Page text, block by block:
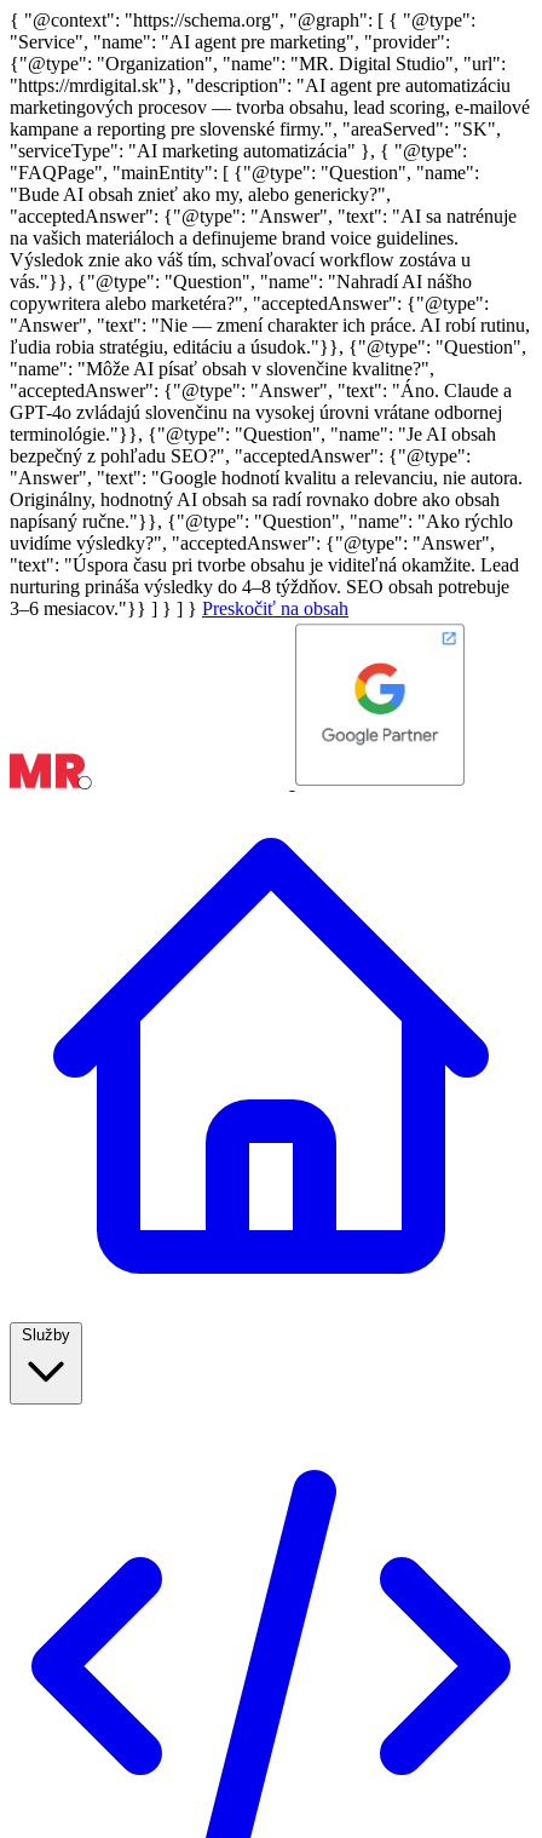
{ "@context": "https://schema.org", "@graph": [ { "@type":
"Service", "name": "AI agent pre marketing", "provider":
{"@type": "Organization", "name": "MR. Digital Studio", "url":
"https://mrdigital.sk"}, "description": "AI agent pre automatizáciu
marketingových procesov — tvorba obsahu, lead scoring, e-mailové
kampane a reporting pre slovenské firmy.", "areaServed": "SK",
"serviceType": "AI marketing automatizácia" }, { "@type":
"FAQPage", "mainEntity": [ {"@type": "Question", "name":
"Bude AI obsah znieť ako my, alebo genericky?",
"acceptedAnswer": {"@type": "Answer", "text": "AI sa natrénuje
na vašich materiáloch a definujeme brand voice guidelines.
Výsledok znie ako váš tím, schvaľovací workflow zostáva u
vás."}}, {"@type": "Question", "name": "Nahradí AI nášho
copywritera alebo marketéra?", "acceptedAnswer": {"@type":
"Answer", "text": "Nie — zmení charakter ich práce. AI robí rutinu,
ľudia robia stratégiu, editáciu a úsudok."}}, {"@type": "Question",
"name": "Môže AI písať obsah v slovenčine kvalitne?",
"acceptedAnswer": {"@type": "Answer", "text": "Áno. Claude a
GPT-4o zvládajú slovenčinu na vysokej úrovni vrátane odbornej
terminológie."}}, {"@type": "Question", "name": "Je AI obsah
bezpečný z pohľadu SEO?", "acceptedAnswer": {"@type":
"Answer", "text": "Google hodnotí kvalitu a relevanciu, nie autora.
Originálny, hodnotný AI obsah sa radí rovnako dobre ako obsah
napísaný ručne."}}, {"@type": "Question", "name": "Ako rýchlo
uvidíme výsledky?", "acceptedAnswer": {"@type": "Answer",
"text": "Úspora času pri tvorbe obsahu je viditeľná okamžite. Lead
nurturing prináša výsledky do 4–8 týždňov. SEO obsah potrebuje
3–6 mesiacov."}} ] } ] } Preskočiť na obsah
Služby